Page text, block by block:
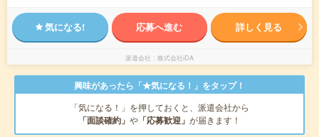
気になる! 応募へ進む 詳しく見る
派遣会社 株式会社iDA
興味があったら「★気になる！」をタップ！
「気になる！」を押しておくと、派遣会社から
「面談確約」 や 「応募歓迎」 が届きます！